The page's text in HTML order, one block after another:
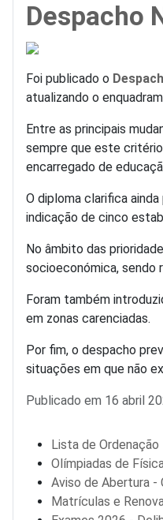
Despacho
Foi publicado o
atualizando o
Entre as principais
sempre que este
encarregado de
O diploma clarifica
indicação de cinco
No âmbito das
socioeconómica, sendo
Foram também
em zonas carenciadas.
Por fim, o despacho
situações em que não
Detalhes
Publicado em 16 abril
Lista de
Olímpiadas de
Aviso de Abertura -
Matrículas e